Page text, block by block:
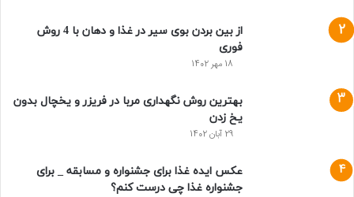
از بین بردن بوی سیر در غذا و دهان با 4 روش
فوری
18 مهر 1402
بهترین روش نگهداری مربا در فریزر و یخچال بدون
یخ زدن
29 آبان 1402
عکس ایده غذا برای جشنواره و مسابقه _ برای
جشنواره غذا چی درست کنم؟